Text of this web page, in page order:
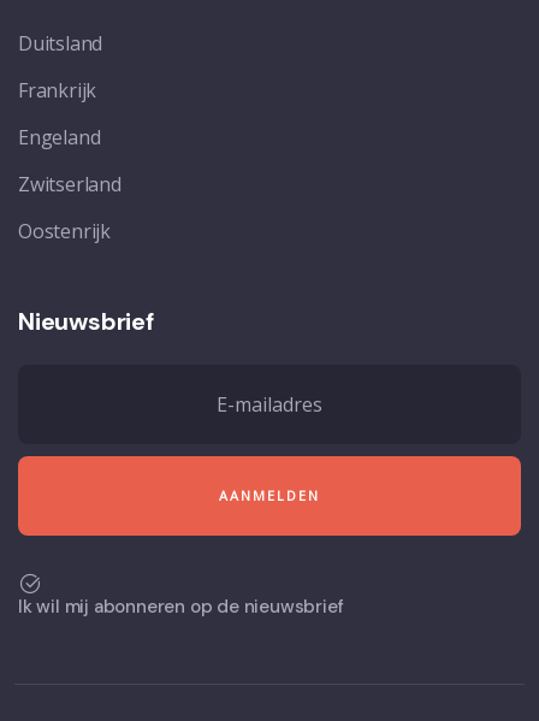
Duitsland
Frankrijk
Engeland
Zwitserland
Oostenrijk
Nieuwsbrief
Ik wil mij abonneren op de nieuwsbrief